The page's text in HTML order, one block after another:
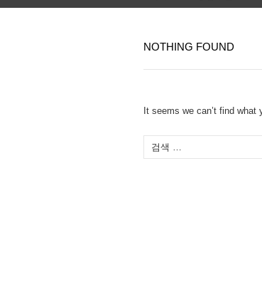
NOTHING FOUND
It seems we can’t find what
음